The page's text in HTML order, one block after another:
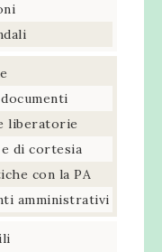
liberatorie
di cortesia
con la PA
amministrativi